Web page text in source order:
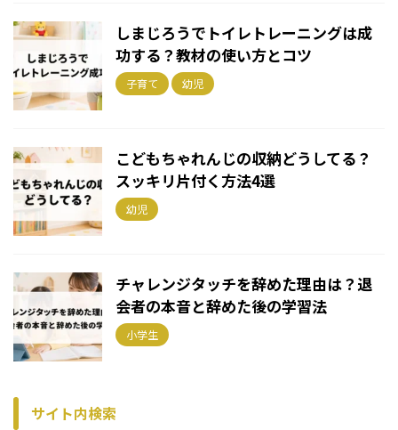
しまじろうでトイレトレーニングは成
功する？教材の使い方とコツ
子育て 幼児
こどもちゃれんじの収納どうしてる？
スッキリ片付く方法4選
幼児
チャレンジタッチを辞めた理由は？退
会者の本音と辞めた後の学習法
小学生
サイト内検索